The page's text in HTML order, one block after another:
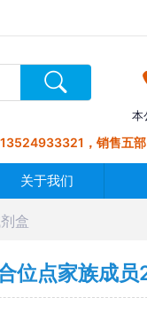
本
，销售五
关于我们
盒
位点家族成